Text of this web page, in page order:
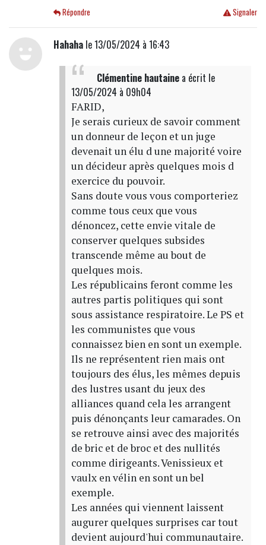
Signaler
Répondre
Hahahale 13/05/2024 à 16:43
Clémentine hautainea écrit le
13/05/2024 à 09h04
FARID,
Je serais curieux de savoir comment
un donneur de leçon et un juge
devenait un élu d une majorité voire
un décideur après quelques mois d
exercice du pouvoir.
Sans doute vous vous comporteriez
comme tous ceux que vous
dénoncez, cette envie vitale de
conserver quelques subsides
transcende même au bout de
quelques mois.
Les républicains feront comme les
autres partis politiques qui sont
sous assistance respiratoire. Le PS et
les communistes que vous
connaissez bien en sont un exemple.
Ils ne représentent rien mais ont
toujours des élus, les mêmes depuis
des lustres usant du jeux des
alliances quand cela les arrangent
puis dénonçants leur camarades. On
se retrouve ainsi avec des majorités
de bric et de broc et des nullités
comme dirigeants. Venissieux et
vaulx en vélin en sont un bel
exemple.
Les années qui viennent laissent
augurer quelques surprises car tout
devient aujourd'hui communautaire.